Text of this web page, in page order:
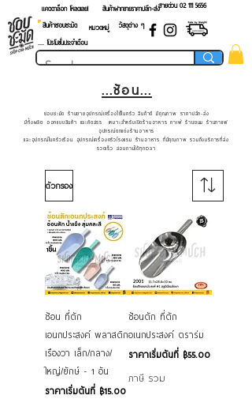
แคตตาล็อก โหลดเลย! สายด่วน 02 ​111 5656
สินค้าฝากขายราคาปลีก-ส่ง
สินค้าชอบชะมัด
หมวดหมู่
วัสดุต่าง ๆ
.... โปรโมชั่นประจำเดือน
...ช้อน...
ชอบชะมัด ร้านขายอุปกรณ์เครื่องใช้ในครัว สินค้าดี มีคุณภาพ ราคาปลีก-ส่ง
มีทั้งผลิต ออกแบบสินค้า และคัดสรร เหมาะสำหรับเปิดร้านอาหาร คาเฟ่ ร้านขนม ร้านกาแฟ
อุปกรณ์ตกแต่งร้านอาหาร
และอุปกรณ์ในครัวเรือน อุปกรณ์เครื่องครัวโรงแรม ร้านอาหาร ที่มีคุณภาพ รวมถึงบริการที่ส่ง
รวดเร็ว สอบถามได้ทุกเวลา
ตัวกรอง
ช้อน ที่ตัก
เอนกประสงค์ พลาสติก
เรืองวา เล็ก/กลาง/
ใหญ่/ยักษ์ - 1 อัน
ราคาเริ่มต้นที่ ฿15.00
ราคาขายลด
ช้อนตัก ที่ตัก
อเนกประสงค์ ตราร่ม
ราคาเริ่มต้นที่ ฿55.00
ราคาขายลด
ภาษี รวม